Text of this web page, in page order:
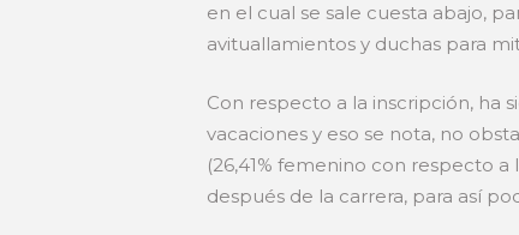
en el cual se sale cuesta abajo,
avituallamientos y duchas para
Con respecto a la inscripción, ha
vacaciones y eso se nota, no
(26,41% femenino con respecto
después de la carrera, para así